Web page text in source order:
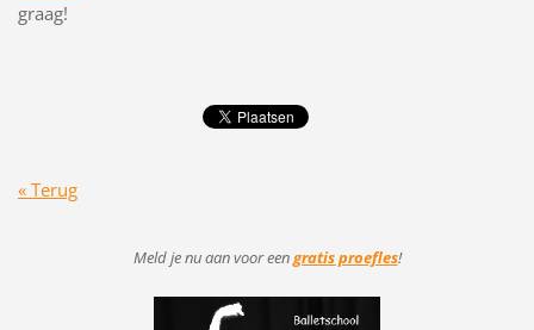
graag!
« Terug
Meld je nu aan vooreengratis proefles!